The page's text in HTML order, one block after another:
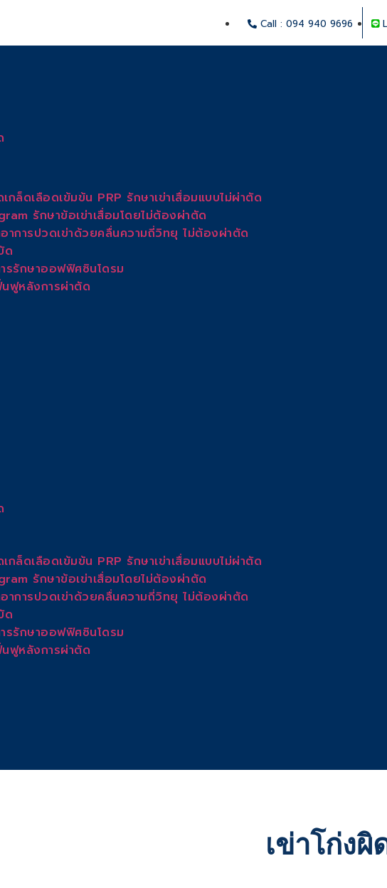
Call : 094 940 9696
กล็ดเลือดเข้มข้น PRP รักษาเข่าเสื่อมแบบไม่ผ่าตัด
รักษาข้อเข่าเสื่อมโดยไม่ต้องผ่าตัด
าการปวดเข่าด้วยคลื่นความถี่วิทยุ ไม่ต้องผ่าตัด
ด
รรักษาออฟฟิศซินโดรม
ฟูหลังการผ่าตัด
กล็ดเลือดเข้มข้น PRP รักษาเข่าเสื่อมแบบไม่ผ่าตัด
รักษาข้อเข่าเสื่อมโดยไม่ต้องผ่าตัด
าการปวดเข่าด้วยคลื่นความถี่วิทยุ ไม่ต้องผ่าตัด
ด
รรักษาออฟฟิศซินโดรม
ฟูหลังการผ่าตัด
เข่าโก่ง